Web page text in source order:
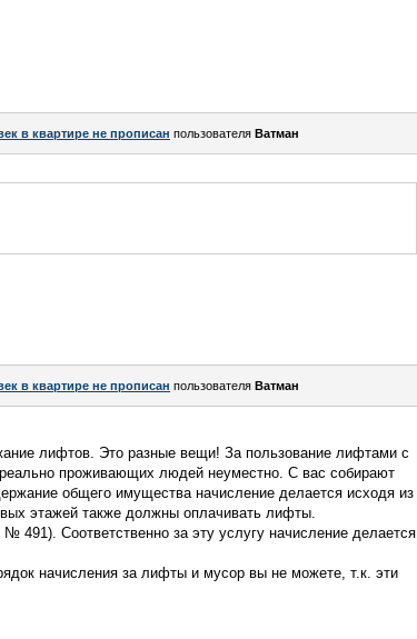
в квартире не прописан пользователя Ватман
в квартире не прописан пользователя Ватман
лифтов. Это разные вещи! За пользование лифтами с
реально проживающих людей неуместно. С вас собирают
общего имущества начисление делается исходя из
этажей также должны оплачивать лифты.
Соответственно за эту услугу начисление делается
начисления за лифты и мусор вы не можете, т.к. эти